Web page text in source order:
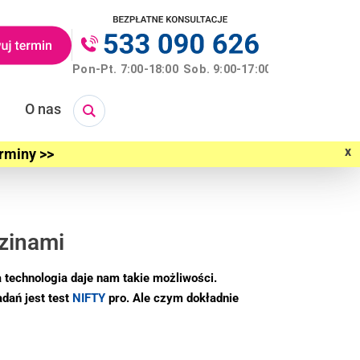
O nas
>> x
daje nam takie możliwości.
jest test NIFTY pro. Ale czym dokładnie